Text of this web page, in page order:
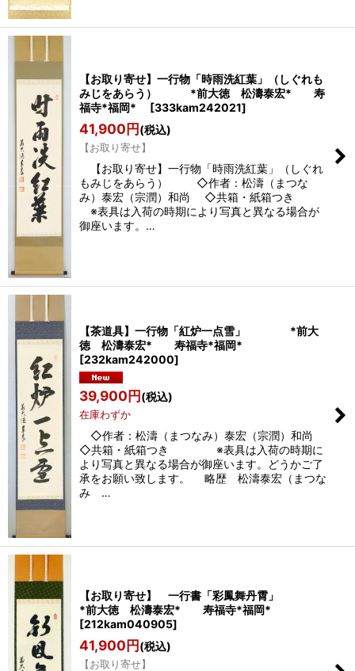
【お取り寄せ】一行物「時雨洗紅葉」（しぐれも
みじをあらう） *前大徳 松濤泰宏* 寿
福寺*福岡*
[333kam242021]
41,900円(税込)
【お取り寄せ】
【お取り寄せ】一行物「時雨洗紅葉」（しぐれ
もみじをあらう） ◇作者：松濤（まつな
み）泰宏（宗潤）和尚 ◇共箱・紙箱つき
※表具は入荷の時期により写真と異なる場合が
御座います。…
【茶道具】一行物「紅炉一点雪」 *前大
徳 松濤泰宏* 寿福寺*福岡*
[232kam242000]
39,900円(税込)
在庫わずか
◇作者：松濤（まつなみ）泰宏（宗潤）和尚
◇共箱・紙箱つき ※表具は入荷の時期に
より写真と異なる場合が御座います。どうかご了
承をお願い致します。 略歴 松濤泰宏（まつな
み …
【お取り寄せ】 一行書「彩鳳舞丹霄」
*前大徳 松濤泰宏* 寿福寺*福岡*
[212kam040905]
41,900円(税込)
【お取り寄せ】